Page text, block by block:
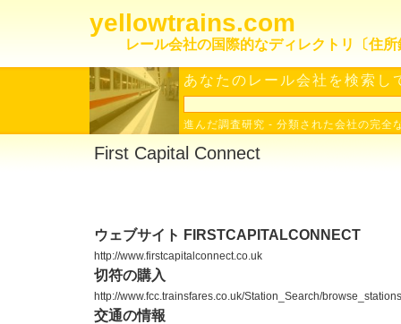
yellowtrains.com
レール会社の国際的なディレクトリ〔住所
あなたのレール会社を検索し
進んだ調査研究 - 分類された会社の完全
First Capital Connect
ウェブサイト FIRSTCAPITALCONNECT
http://www.firstcapitalconnect.co.uk
切符の購入
http://www.fcc.trainsfares.co.uk/Station_Search/
交通の情報